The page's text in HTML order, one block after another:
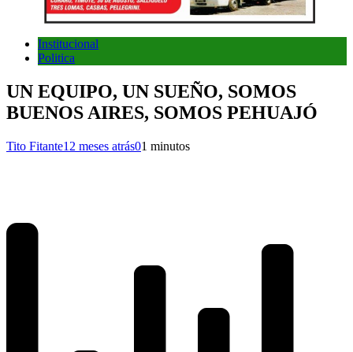
Institucional
Politica
UN EQUIPO, UN SUEÑO, SOMOS
BUENOS AIRES, SOMOS PEHUAJÓ
Tito Fitante12 meses atrás01 minutos